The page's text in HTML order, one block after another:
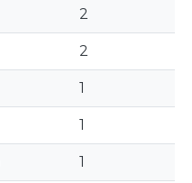
2
2
1
1
1